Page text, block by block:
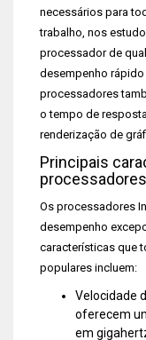
necessários para
trabalho, nos
processador de
desempenho
processadores
o tempo de
renderização de
Principais
Os processadores
desempenho
características que
populares incluem:
Velocidade
oferecem
em